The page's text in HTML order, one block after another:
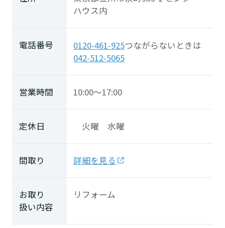
ハウス内
電話番号 0120-461-925つながらないときは
042-512-5065
営業時間 10:00～17:00
定休日 火曜 水曜
間取り 詳細を見る
お取り
扱い内容
リフォーム